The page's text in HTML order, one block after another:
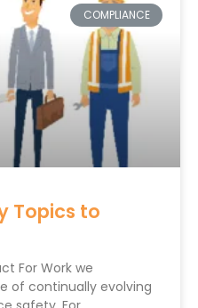
COMPLIANCE
Topics to
For Work we
of continually evolving